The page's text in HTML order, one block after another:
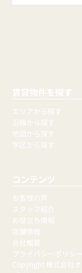
賃貸物件を探す
エリアから探す
沿線から探す
地図から探す
学区から探す
コンテンツ
お客様の声
スタッフ紹介
お役立ち情報
店舗情報
会社概要
プライバシーポリシー
Copyright 株式会社